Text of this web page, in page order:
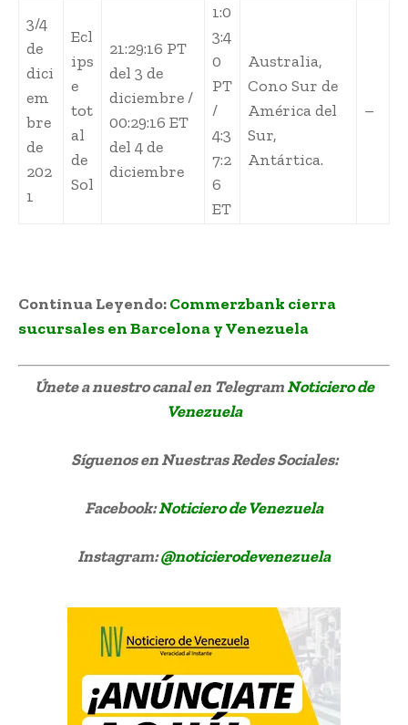
3/4
de
dici
em
bre
de
202
1
Ecl
ips
e
tot
al
de
Sol
21:29:16 PT
del 3 de
diciembre /
00:29:16 ET
del 4 de
diciembre
1:0
3:4
0
PT
/
4:3
7:2
6
ET
Australia,
Cono Sur de
América del
Sur,
Antártica.
–
Continua Leyendo:Commerzbank cierra
sucursales en Barcelona y Venezuela
Únete a nuestro canal en TelegramNoticiero de
Venezuela
Síguenosen Nuestras Redes Sociales:
Facebook:Noticiero de Venezuela
Instagram:@noticierodevenezuela